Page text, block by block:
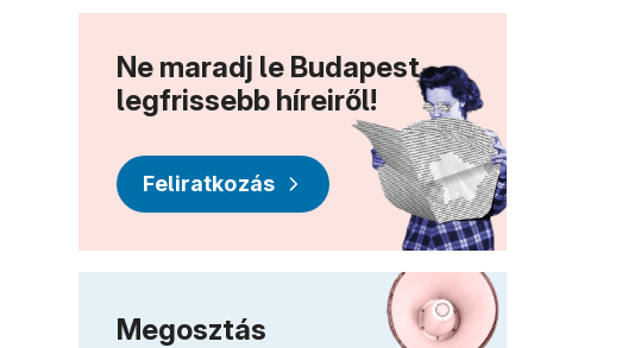
Ne maradj le Budapest
legfrissebb híreiről!
Feliratkozás
Megosztás